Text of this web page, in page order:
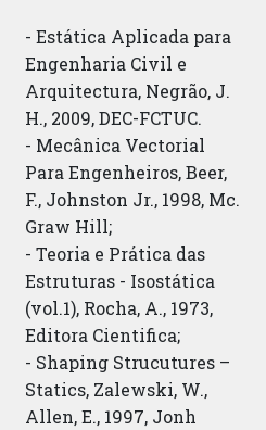
- Estática Aplicada para
Engenharia Civil e
Arquitectura, Negrão, J.
H., 2009, DEC-FCTUC.
- Mecânica Vectorial
Para Engenheiros, Beer,
F., Johnston Jr., 1998, Mc.
Graw Hill;
- Teoria e Prática das
Estruturas - Isostática
(vol.1), Rocha, A., 1973,
Editora Cientifica;
- Shaping Strucutures –
Statics, Zalewski, W.,
Allen, E., 1997, Jonh